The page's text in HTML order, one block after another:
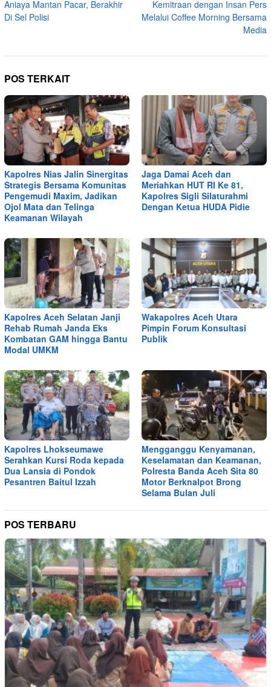
Aniaya Mantan Pacar, Berakhir
Di Sel Polisi
Kemitraan dengan Insan Pers
Melalui Coffee Morning Bersama
Media
POS TERKAIT
Kapolres Nias Jalin Sinergitas
Strategis Bersama Komunitas
Pengemudi Maxim, Jadikan
Ojol Mata dan Telinga
Keamanan Wilayah
Jaga Damai Aceh dan
Meriahkan HUT RI Ke 81,
Kapolres Sigli Silaturahmi
Dengan Ketua HUDA Pidie
Kapolres Aceh Selatan Janji
Rehab Rumah Janda Eks
Kombatan GAM hingga Bantu
Modal UMKM
Wakapolres Aceh Utara
Pimpin Forum Konsultasi
Publik
Kapolres Lhokseumawe
Serahkan Kursi Roda kepada
Dua Lansia di Pondok
Pesantren Baitul Izzah
Mengganggu Kenyamanan,
Keselamatan dan Keamanan,
Polresta Banda Aceh Sita 80
Motor Berknalpot Brong
Selama Bulan Juli
POS TERBARU